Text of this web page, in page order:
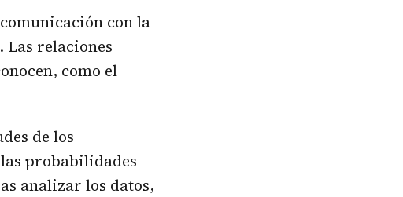
con la
Las relaciones
como el
de los
probabilidades
analizar los datos,